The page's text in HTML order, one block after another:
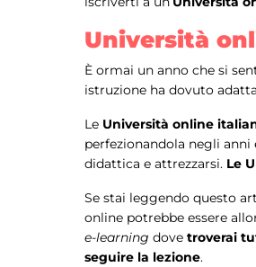
Università
È ormai un anno che si
istruzione ha dovuto
Le Università online
perfezionandola negli
didattica e attrezzarsi. Le
Se stai leggendo questo
online potrebbe essere
e-learning dove troverai
seguire la lezione.